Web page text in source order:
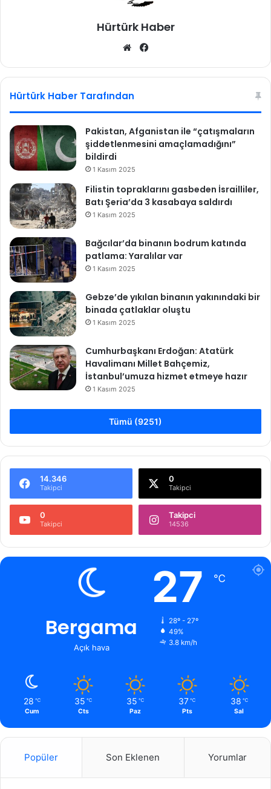
ı
s
z
m
i
n
i
o
r
a
y
a
ç
ı
k
a
r
d
ı
Hürtürk Haber
We
sit bo
Hürtürk Haber Tarafından
Pakistan, Afganistan ile “çatışmaların
şiddetlenmesini amaçlamadığını”
bildirdi
1 Kasım 2025
Filistin topraklarını gasbeden İsrailliler,
Batı Şeria’da 3 kasabaya saldırdı
1 Kasım 2025
Bağcılar’da binanın bodrum katında
patlama: Yaralılar var
1 Kasım 2025
Gebze’de yıkılan binanın yakınındaki bir
binada çatlaklar oluştu
1 Kasım 2025
Cumhurbaşkanı Erdoğan: Atatürk
Havalimanı Millet Bahçemiz,
İstanbul’umuza hizmet etmeye hazır
1 Kasım 2025
Tümü (9251)
14.346
Takipci
0
Takipci
0
Takipci
Takipci
14536
Bergama
Açık hava
27 ℃
28º - 27º
49%
3.8 km/h
28 ℃
Cum
35 ℃
Cts
35 ℃
Paz
37 ℃
Pts
38 ℃
Sal
Popüler Son Eklenen Yorumlar